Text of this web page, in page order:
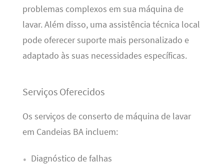
problemas complexos em sua máquina de
lavar. Além disso, uma assistência técnica local
pode oferecer suporte mais personalizado e
adaptado às suas necessidades específicas.
Serviços Oferecidos
Os serviços de conserto de máquina de lavar
em Candeias BA incluem:
Diagnóstico de falhas